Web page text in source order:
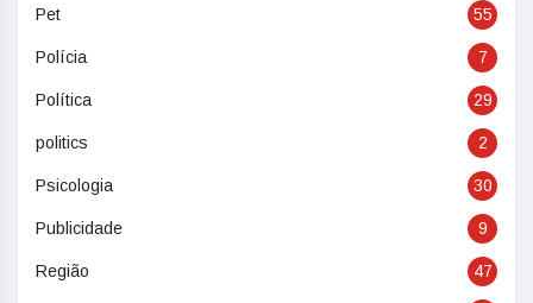
Pet 55
Polícia 7
Política 29
politics 2
Psicologia 30
Publicidade 9
Região 47